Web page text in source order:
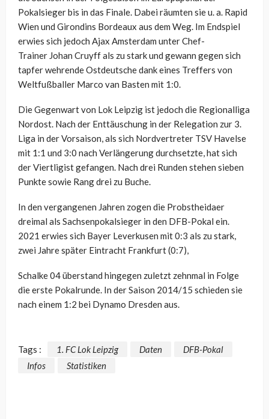
Pokalsieger bis in das Finale. Dabei räumten sie u. a. Rapid
Wien und Girondins Bordeaux aus dem Weg. Im Endspiel
erwies sich jedoch Ajax Amsterdam unter Chef-
Trainer Johan Cruyffals zu stark und gewann gegen sich
tapfer wehrende Ostdeutsche dank eines Treffers von
Weltfußballer Marco van Basten mit 1:0.
Die Gegenwart von Lok Leipzig ist jedoch die Regionalliga
Nordost. Nach der Enttäuschung in der Relegation zur 3.
Liga in der Vorsaison, als sich Nordvertreter TSV Havelse
mit 1:1 und 3:0 nach Verlängerung durchsetzte, hat sich
der Viertligist gefangen. Nach drei Runden stehen sieben
Punkte sowie Rang drei zu Buche.
In den vergangenen Jahren zogen die Probstheidaer
dreimal als Sachsenpokalsieger in den DFB-Pokal ein.
2021 erwies sich Bayer Leverkusen mit 0:3 als zu stark,
zwei Jahre später Eintracht Frankfurt (0:7),
Schalke 04 überstand hingegen zuletzt zehnmal in Folge
die erste Pokalrunde. In der Saison 2014/15 schieden sie
nach einem 1:2 bei Dynamo Dresden aus.
Tags : 1. FC Lok Leipzig Daten
DFB-Pokal
Infos
Statistiken